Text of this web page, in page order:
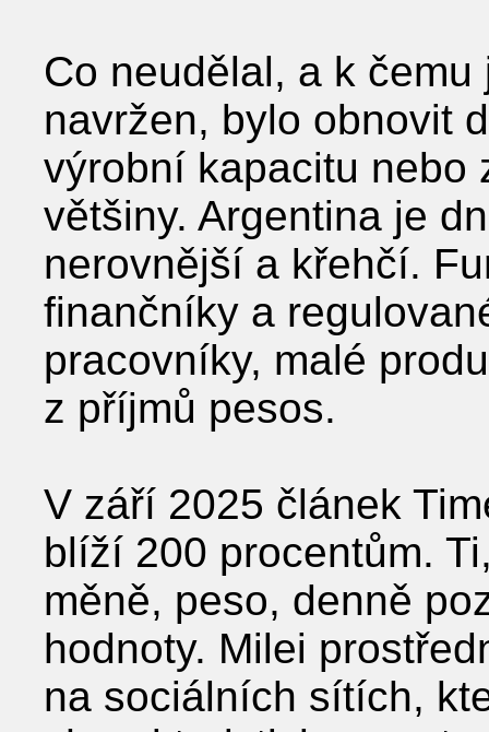
Co neudělal, a k
navržen, bylo obnovit
výrobní kapacitu nebo
většiny. Argentina je
nerovnější a křehčí.
finančníky a
pracovníky, malé
z příjmů pesos.
V září 2025 článek
blíží 200 procentům.
měně, peso, denně
hodnoty. Milei
na sociálních sítích,